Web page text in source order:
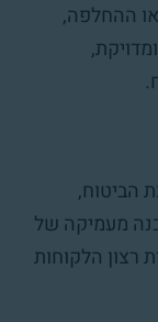
ההחלפה,
הביטוח,
מעמיקה של
רצון הלקוחות